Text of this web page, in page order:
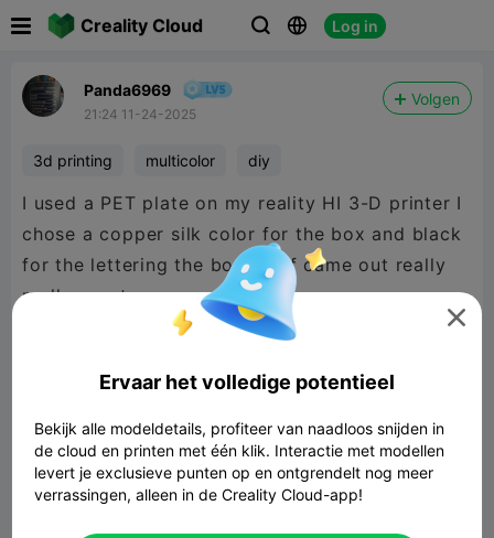
Creality Cloud   Log in
Panda6969
21:24 11-24-2025
Volgen
3d printing multicolor diy
I used a PET plate on my reality HI 3-D printer I
chose a copper silk color for the box and black
for the lettering the box itself came out really
really great

Ervaar het volledige potentieel
Bekijk alle modeldetails, profiteer van naadloos snijden in
de cloud en printen met één klik. Interactie met modellen
levert je exclusieve punten op en ontgrendelt nog meer
verrassingen, alleen in de Creality Cloud-app!